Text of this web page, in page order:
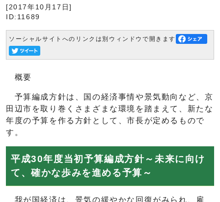
[2017年10月17日]
ID:11689
ソーシャルサイトへのリンクは別ウィンドウで開きます
概要
予算編成方針は、国の経済事情や景気動向など、京
田辺市を取り巻くさまざまな環境を踏まえて、新たな
年度の予算を作る方針として、市長が定めるもので
す。
平成30年度当初予算編成方針～未来に向け
て、確かな歩みを進める予算～
我が国経済は、景気の緩やかな回復がみられ、雇